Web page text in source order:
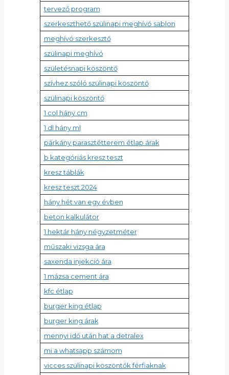
tervező program
szerkeszthető szülinapi meghívó sablon
meghívó szerkesztő
szülinapi meghívó
születésnapi köszöntő
szívhez szóló szülinapi köszöntő
szülinapi köszöntő
1 col hány cm
1 dl hány ml
párkány parasztétterem étlap árak
b kategóriás kresz teszt
kresz táblák
kresz teszt 2024
hány hét van egy évben
beton kalkulátor
1 hektár hány négyzetméter
műszaki vizsga ára
saxenda injekció ára
1 mázsa cement ára
kfc étlap
burger king étlap
burger king árak
mennyi idő után hat a detralex
mi a whatsapp számom
vicces szülinapi köszöntők férfiaknak